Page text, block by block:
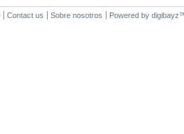
Contact us Sobre nosotros Powered by digibayz